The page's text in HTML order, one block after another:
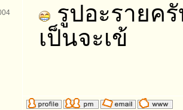
รูปอะรายค
เป็นจะเข้